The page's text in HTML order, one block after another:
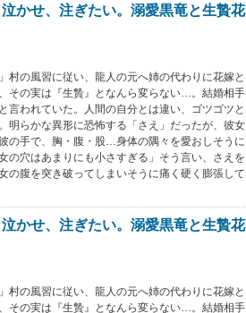
かせ、注ぎたい。溺愛黒竜と生贄花
村の風習に従い、龍人の元へ姉の代わりに花嫁と
その実は『生贄』となんら変らない…。結婚相手
言われていた。人間の自分とは違い、ゴツゴツと
明らかな異形に恐怖する「さえ」だったが、彼女
の手で、胸・腹・股…身体の隅々を愛おしそうに
穴はあまりにも小さすぎる」そう言い、さえを
の腹を突き破ってしまいそうに痛く硬く膨張して
かせ、注ぎたい。溺愛黒竜と生贄花
村の風習に従い、龍人の元へ姉の代わりに花嫁と
その実は『生贄』となんら変らない…。結婚相手